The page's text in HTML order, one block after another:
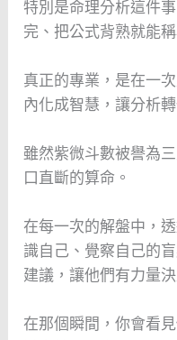
特別是命理分析這件
完、把公式背熟就能
真正的專業，是在一
內化成智慧，讓分析
雖然紫微斗數被譽為
口直斷的算命。
在每一次的解盤中，
識自己、覺察自己的
建議，讓他們有力量
在那個瞬間，你會看